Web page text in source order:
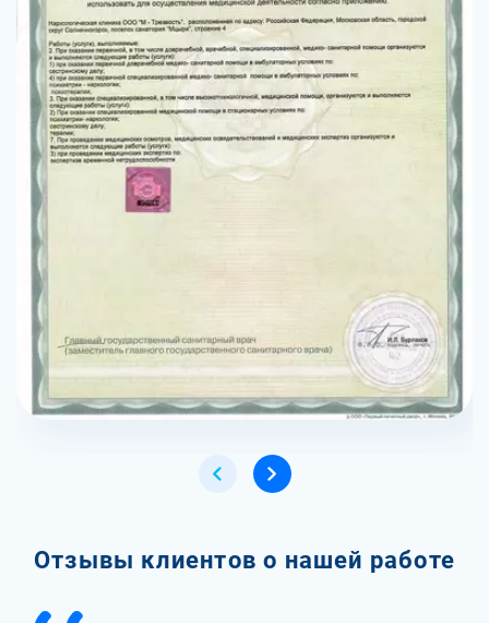
Отзывы клиентов о нашей работе